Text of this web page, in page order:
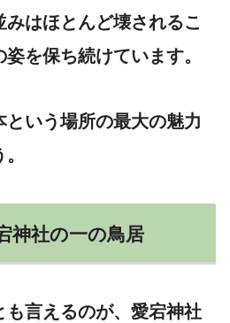
はほとんど壊されるこ
を保ち続けています。
いう場所の最大の魅力
神社の一の鳥居
も言えるのが、愛宕神社